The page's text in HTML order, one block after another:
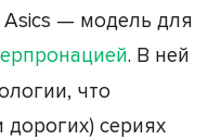
— модель для
. В ней
что
сериях